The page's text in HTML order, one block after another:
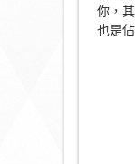
你，
也是